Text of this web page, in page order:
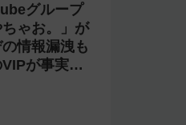
グループ
ちゃお。」が
情報漏洩も
が事実無